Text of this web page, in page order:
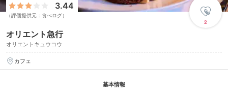
オリエント急行
オリエントキュウコウ
3.44
（評価提供元：食べログ）
2
カフェ
基本情報